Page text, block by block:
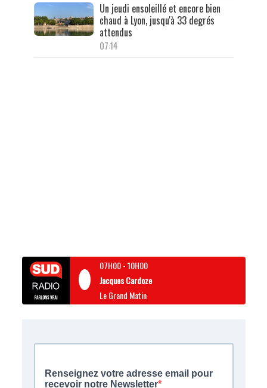
Un jeudi ensoleillé et encore bien
chaud à Lyon, jusqu'à 33 degrés
attendus
07:14
07H00-10H00
Jacques Cardoze
Le Grand Matin